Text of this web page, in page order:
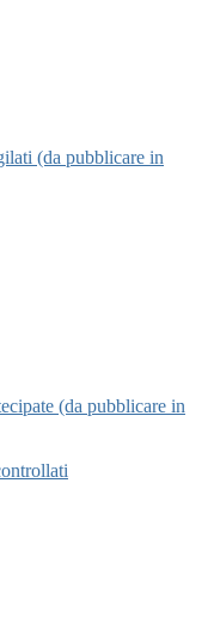
(da pubblicare in
(da pubblicare in